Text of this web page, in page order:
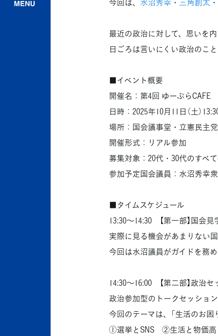
最近の政治に対して、思いを
日ごろは言いにくい政治のこ
■イベント概要
開催名：第4回 ゆーぷらCAFE
日時：2025年10月11日（土）
場所：国会議事堂・立憲民主
開催形式：リアル参加
募集対象：20代・30代のすべ
参加予定国会議員：水沼秀幸
■タイムスケジュール
13:30～14:30 【第一部】国会見
実際に見る機会があまりない
今回は水沼議員がガイドを務
14:30～16:00 【第二部】政治
政治参加型のトークセッショ
今回のテーマは、「生活のお
①選挙とSNS ②生活と物価